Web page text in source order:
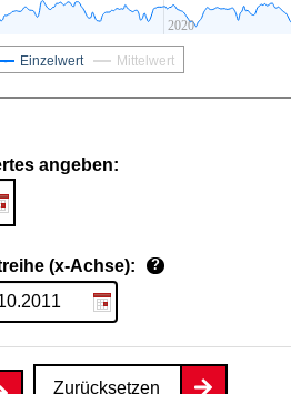
2020
Einzelwert Mittelwert
angeben:
(x-Achse): ?
Zurücksetzen